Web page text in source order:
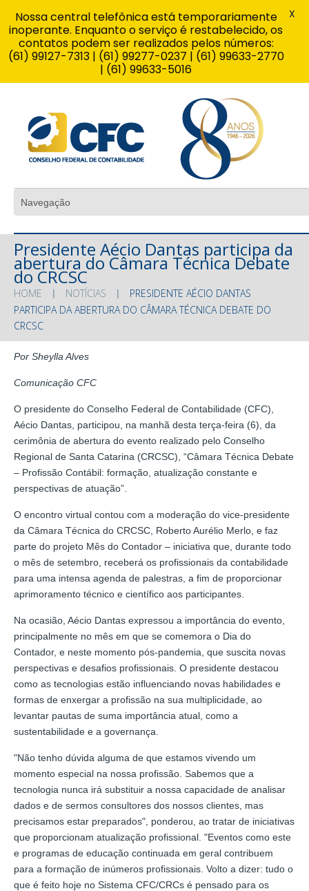
Presidente Aécio Dantas participa da
abertura do Câmara Técnica Debate
do CRCSC
HOME NOTÍCIAS
PRESIDENTE AÉCIO DANTAS
PARTICIPA DA ABERTURA DO CÂMARA TÉCNICA DEBATE DO
CRCSC
Por Sheylla Alves
Comunicação CFC
O presidente do Conselho Federal de Contabilidade (CFC),
Aécio Dantas, participou, na manhã desta terça-feira (6), da
cerimônia de abertura do evento realizado pelo Conselho
Regional de Santa Catarina (CRCSC), “Câmara Técnica Debate
– Profissão Contábil: formação, atualização constante e
perspectivas de atuação”.
O encontro virtual contou com a moderação do vice-presidente
da Câmara Técnica do CRCSC, Roberto Aurélio Merlo, e faz
parte do projeto Mês do Contador – iniciativa que, durante todo
o mês de setembro, receberá os profissionais da contabilidade
para uma intensa agenda de palestras, a fim de proporcionar
aprimoramento técnico e científico aos participantes.
Na ocasião, Aécio Dantas expressou a importância do evento,
principalmente no mês em que se comemora o Dia do
Contador, e neste momento pós-pandemia, que suscita novas
perspectivas e desafios profissionais. O presidente destacou
como as tecnologias estão influenciando novas habilidades e
formas de enxergar a profissão na sua multiplicidade, ao
levantar pautas de suma importância atual, como a
sustentabilidade e a governança.
"Não tenho dúvida alguma de que estamos vivendo um
momento especial na nossa profissão. Sabemos que a
tecnologia nunca irá substituir a nossa capacidade de analisar
dados e de sermos consultores dos nossos clientes, mas
precisamos estar preparados", ponderou, ao tratar de iniciativas
que proporcionam atualização profissional. "Eventos como este
e programas de educação continuada em geral contribuem
para a formação de inúmeros profissionais. Volto a dizer: tudo o
que é feito hoje no Sistema CFC/CRCs é pensado para os
Nossa central telefônica está temporariamente
inoperante. Enquanto o serviço é restabelecido, os
contatos podem ser realizados pelos números:
(61) 99127-7313 | (61) 99277-0237 | (61) 99633-2770
| (61) 99633-5016
X